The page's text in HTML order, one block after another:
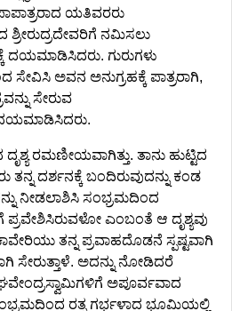
ಯತಿವರರು
ನಮಿಸಲು
ದಯಮಾಡಿಸಿದರು. ಗುರುಗಳು
ಸೇವಿಸಿ ಅವನ ಅನುಗ್ರಹಕ್ಕೆ ಪಾತ್ರರಾಗಿ,
ಸೇರುವ
ದಯಮಾಡಿಸಿದರು.
ರಮಣೀಯವಾಗಿತ್ತು. ತಾನು ಹುಟ್ಟಿದ
ದರ್ಶನಕ್ಕೆ ಬಂದಿರುವುದನ್ನು ಕಂಡ
ನೀಡಲಾಶಿಸಿ ಸಂಭ್ರಮದಿಂದ
ಎಂಬಂತೆ ಆ ದೃಶ್ಯವು
ತನ್ನ ಪ್ರವಾಹದೊಡನೆ ಸ್ಪಷ್ಟವಾಗಿ
ಸೇರುತ್ತಾಳೆ. ಅದನ್ನು ನೋಡಿದರೆ
ಅಪೂರ್ವವಾದ
ರತ್ನ ಗರ್ಭಳಾದ ಭೂಮಿಯಲ್ಲಿ